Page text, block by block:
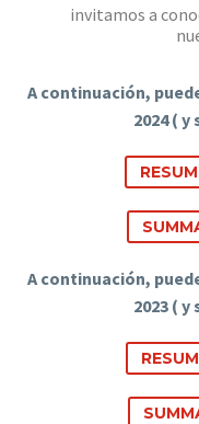
invitamos a
A continuación,
2024 (
A continuación,
2023 (